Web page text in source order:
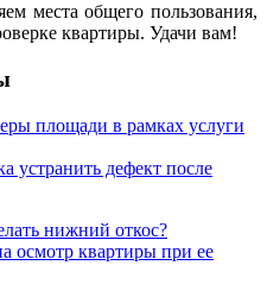
места общего пользования,
квартиры. Удачи вам!
площади в рамках услуги
устранить дефект после
нижний откос?
осмотр квартиры при ее